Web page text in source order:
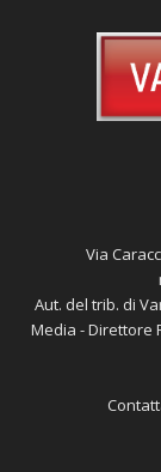
Via
Aut. del trib. di
Media - Direttore